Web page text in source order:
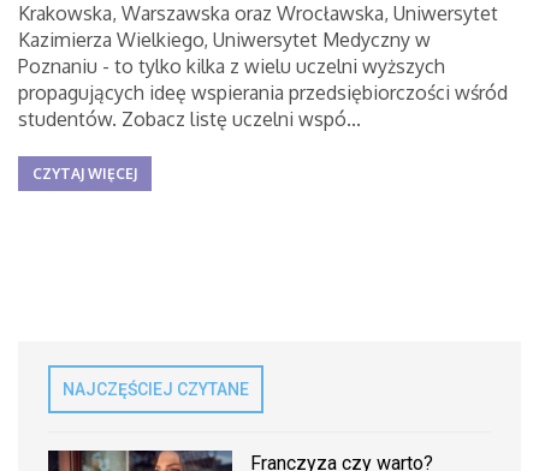
Krakowska, Warszawska oraz Wrocławska, Uniwersytet
Kazimierza Wielkiego, Uniwersytet Medyczny w
Poznaniu - to tylko kilka z wielu uczelni wyższych
propagujących ideę wspierania przedsiębiorczości wśród
studentów. Zobacz listę uczelni wspó...
CZYTAJ WIĘCEJ
NAJCZĘŚCIEJ CZYTANE
Franczyza czy warto?